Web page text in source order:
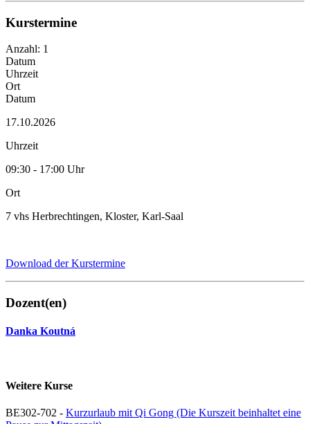
Kurstermine
Anzahl: 1
Datum
Uhrzeit
Ort
Datum
17.10.2026
Uhrzeit
09:30 - 17:00 Uhr
Ort
7 vhs Herbrechtingen, Kloster, Karl-Saal
Download der Kurstermine
Dozent(en)
Danka Koutná
Weitere Kurse
BE302-702 - Kurzurlaub mit Qi Gong (Die Kurszeit beinhaltet eine